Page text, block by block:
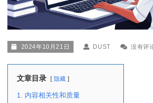
2024年10月21日 DUST 没有评
文章目录 隐藏
1. 内容相关性和质量